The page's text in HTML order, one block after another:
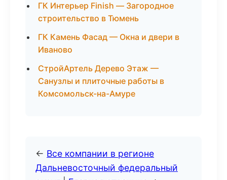
ГК Интерьер Finish — Загородное
строительство в Тюмень
ГК Камень Фасад — Окна и двери в
Иваново
СтройАртель Дерево Этаж —
Санузлы и плиточные работы в
Комсомольск-на-Амуре
← Все компании в регионе
Дальневосточный федеральный